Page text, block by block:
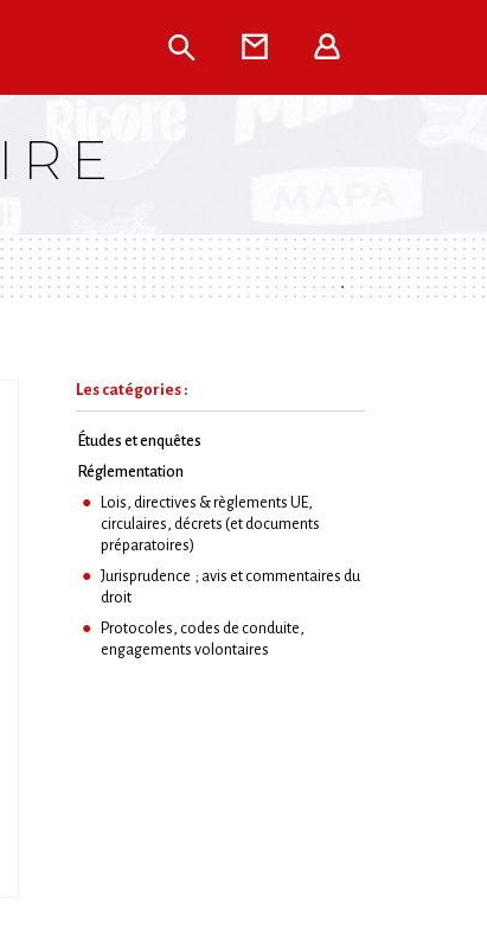
Rechercher
Contact
Les catégories :
Études et enquêtes
Réglementation
Lois, directives & règlements UE,
circulaires, décrets (et documents
préparatoires)
Jurisprudence ; avis et commentaires du
droit
Protocoles, codes de conduite,
engagements volontaires